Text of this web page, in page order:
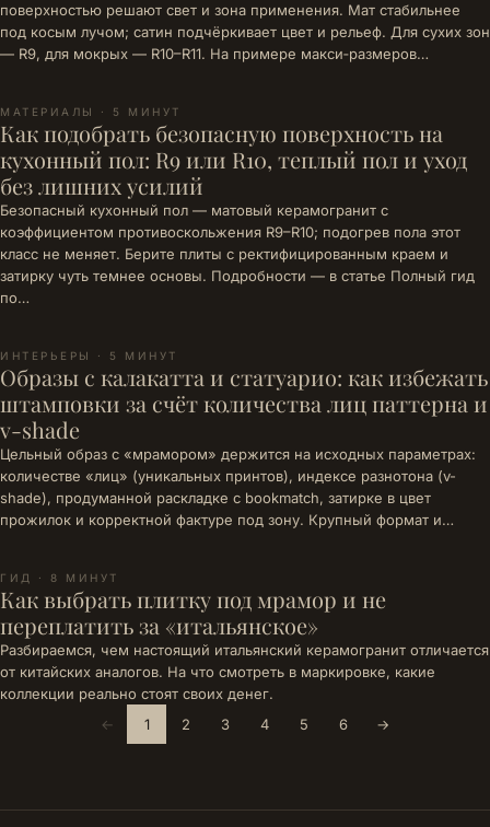
поверхностью решают свет и зона применения. Мат стабильнее
под косым лучом; сатин подчёркивает цвет и рельеф. Для сухих зон
— R9, для мокрых — R10–R11. На примере макси‑размеров…
МАТЕРИАЛЫ · 5 МИНУТ
Как подобрать безопасную поверхность на
кухонный пол: R9 или R10, теплый пол и уход
без лишних усилий
Безопасный кухонный пол — матовый керамогранит с
коэффициентом противоскольжения R9–R10; подогрев пола этот
класс не меняет. Берите плиты с ректифицированным краем и
затирку чуть темнее основы. Подробности — в статье Полный гид
по…
ИНТЕРЬЕРЫ · 5 МИНУТ
Образы с калакатта и статуарио: как избежать
штамповки за счёт количества лиц паттерна и
v-shade
Цельный образ с «мрамором» держится на исходных параметрах:
количестве «лиц» (уникальных принтов), индексе разнотона (v-
shade), продуманной раскладке с bookmatch, затирке в цвет
прожилок и корректной фактуре под зону. Крупный формат и…
ГИД · 8 МИНУТ
Как выбрать плитку под мрамор и не
переплатить за «итальянское»
Разбираемся, чем настоящий итальянский керамогранит отличается
от китайских аналогов. На что смотреть в маркировке, какие
коллекции реально стоят своих денег.
←
1 2 3 4 5 6 →